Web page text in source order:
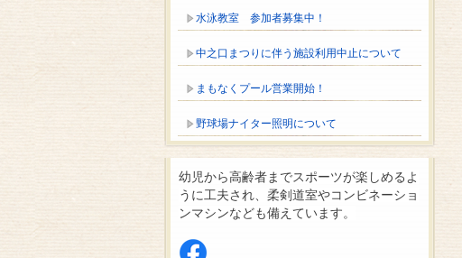
水泳教室 参加者募集中！
中之口まつりに伴う施設利用中止について
まもなくプール営業開始！
野球場ナイター照明について
幼児から高齢者までスポーツが楽しめるよ
うに工夫され、柔剣道室やコンビネーショ
ンマシンなども備えています。